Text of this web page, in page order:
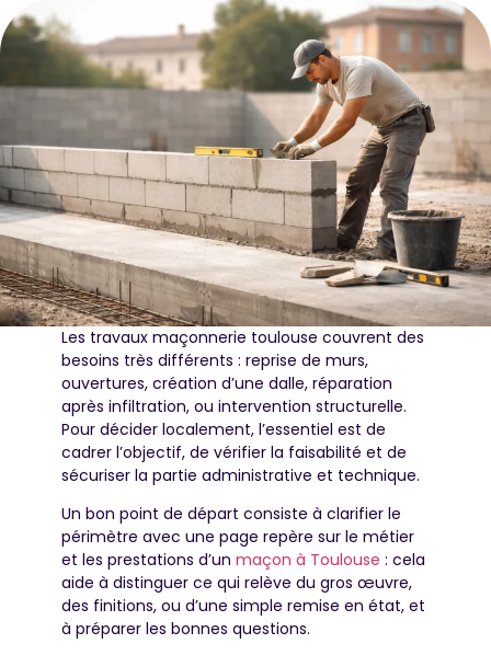
Les travaux maçonnerie toulouse couvrent des
besoins très différents : reprise de murs,
ouvertures, création d’une dalle, réparation
après infiltration, ou intervention structurelle.
Pour décider localement, l’essentiel est de
cadrer l’objectif, de vérifier la faisabilité et de
sécuriser la partie administrative et technique.
Un bon point de départ consiste à clarifier le
périmètre avec une page repère sur le métier
et les prestations d’un maçon à Toulouse : cela
aide à distinguer ce qui relève du gros œuvre,
des finitions, ou d’une simple remise en état, et
à préparer les bonnes questions.